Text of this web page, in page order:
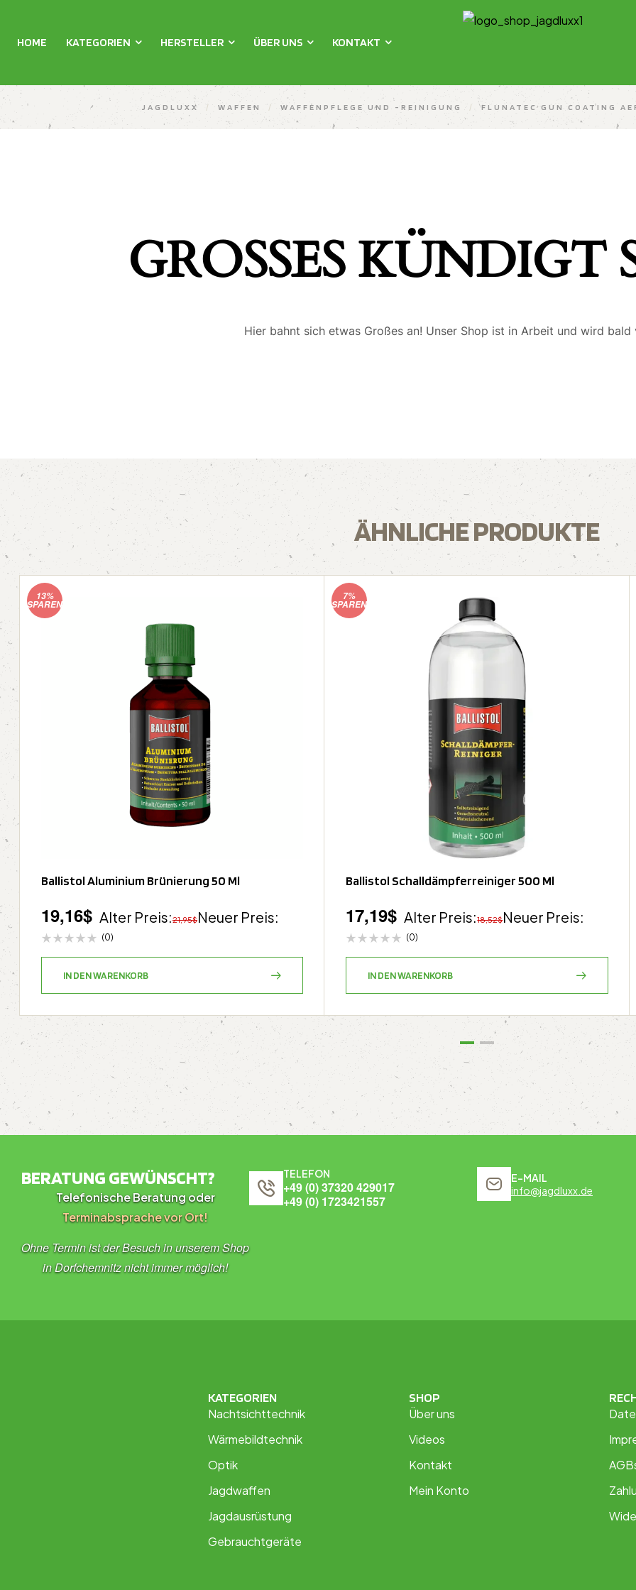
HOME KATEGORIEN HERSTELLER ÜBER UNS KONTAKT
JAGDLUXX / WAFFEN / WAFFENPFLEGE UND -REINIGUNG / FLUNATEC GUN COATING
GROSSES KÜNDIGT
Hier bahnt sich etwas Großes an! Unser Shop ist in Arbeit und wird
ÄHNLICHE PRODUKTE
13%
SPAREN
Ballistol Aluminium Brünierung 50 Ml
Alter Preis:21,95$Neuer Preis:
19,16$
(0)
IN DEN WARENKORB
7%
SPAREN
Ballistol Schalldämpferreiniger 500 Ml
Alter Preis:18,52$Neuer Preis:
17,19$
(0)
IN DEN WARENKORB
BERATUNG GEWÜNSCHT?
Telefonische Beratung oder
Terminabsprache vor Ort!
Ohne Termin ist der Besuch in unserem Shop
in Dorfchemnitz nicht immer möglich!
TELEFON
+49 (0) 37320 429017
+49 (0) 1723421557
E-MAIL
info@jagdluxx.de
KATEGORIEN
Nachtsichttechnik
Wärmebildtechnik
Optik
Jagdwaffen
Jagdausrüstung
Gebrauchtgeräte
SHOP
Über uns
Videos
Kontakt
Mein Konto